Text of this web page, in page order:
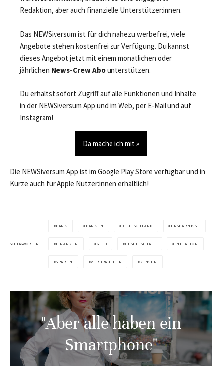
Redaktion, aber auch finanzielle Unterstützer:innen.
Das NEWSiversum ist für dich nahezu werbefrei, viele
Angebote stehen kostenfrei zur Verfügung. Du kannst
dieses Angebot jetzt mit einem monatlichen oder
jährlichen News-Crew Abounterstützen.
Du erhältst sofort Zugriff auf alle Funktionen und Inhalte
in der NEWSiversum App und im Web, per E-Mail und auf
Instagram!
Da mache ich mit »
Die NEWSiversum App ist im Google Play Store verfügbar und in
Kürze auch für Apple Nutzer:innen erhältlich!
SCHLAGWÖRTER
BANK BANKEN DEUTSCHLAND ERSPARNISSE
FINANZEN GELD GESELLSCHAFT INFLATION
SPAREN VERBRAUCHER ZINSEN
"Aber alle haben ein
Smartphone"